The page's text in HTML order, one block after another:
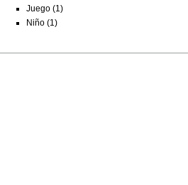
Juego (1)
Niño (1)